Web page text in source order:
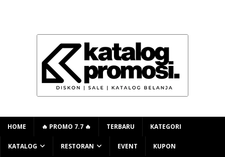
HOME 🔥 PROMO 7.7 🔥 TERBARU KATEGORI
KATALOG RESTORAN EVENT KUPON